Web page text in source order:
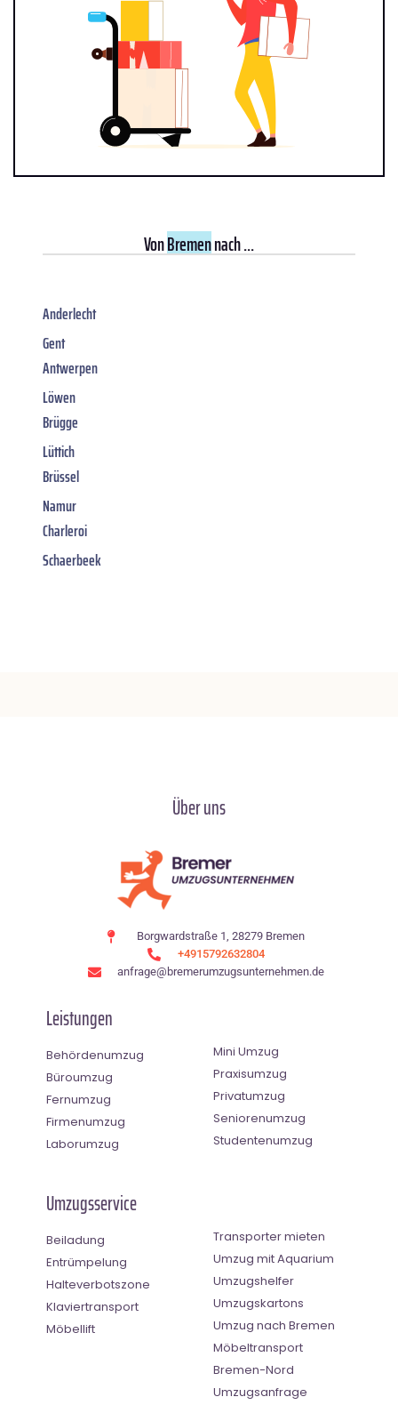
VonBremennach ...
Anderlecht
Gent
Antwerpen
Löwen
Brügge
Lüttich
Brüssel
Namur
Charleroi
Schaerbeek
Über uns
Borgwardstraße 1, 28279 Bremen
+4915792632804
anfrage@bremerumzugsunternehmen.de
Leistungen
Behördenumzug
Büroumzug
Fernumzug
Firmenumzug
Laborumzug
Mini Umzug
Praxisumzug
Privatumzug
Seniorenumzug
Studentenumzug
Umzugsservice
Beiladung
Entrümpelung
Halteverbotszone
Klaviertransport
Möbellift
Transporter mieten
Umzug mit Aquarium
Umzugshelfer
Umzugskartons
Umzug nach Bremen
Möbeltransport
Bremen-Nord
Umzugsanfrage